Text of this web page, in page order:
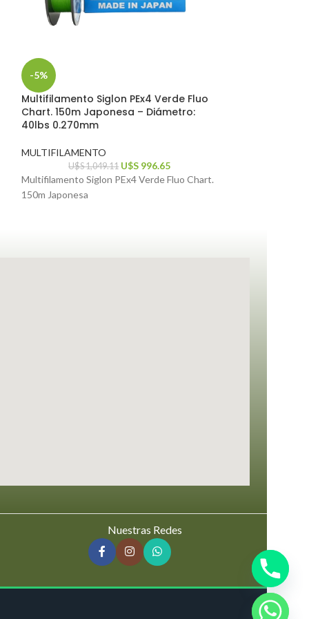
-5%
Multifilamento Siglon PEx4 Verde Fluo
Chart. 150m Japonesa – Diámetro:
40lbs 0.270mm
MULTIFILAMENTO
U$S1,049.11 U$S 996.65
Multifilamento Siglon PEx4 Verde Fluo Chart.
150m Japonesa
Nuestras Redes